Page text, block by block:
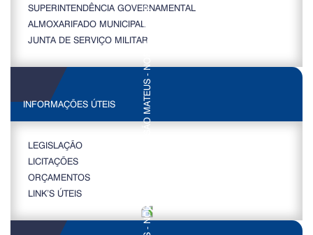
SUPERINTENDÊNCIA GOVERNAMENTAL
ALMOXARIFADO MUNICIPAL
JUNTA DE SERVIÇO MILITAR
INFORMAÇÕES ÚTEIS
LEGISLAÇÃO
LICITAÇÕES
ORÇAMENTOS
LINK’S ÚTEIS